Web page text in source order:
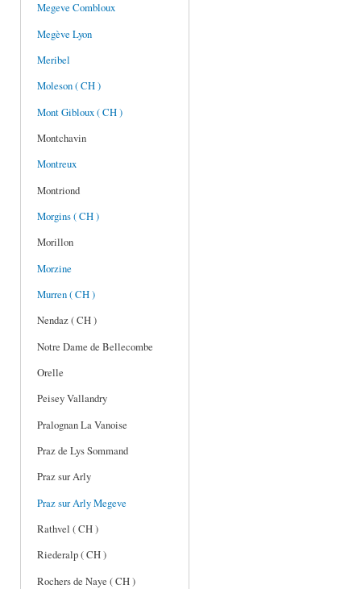
Megeve Combloux
Megève Lyon
Meribel
Moleson ( CH )
Mont Gibloux ( CH )
Montchavin
Montreux
Montriond
Morgins ( CH )
Morillon
Morzine
Murren ( CH )
Nendaz ( CH )
Notre Dame de Bellecombe
Orelle
Peisey Vallandry
Pralognan La Vanoise
Praz de Lys Sommand
Praz sur Arly
Praz sur Arly Megeve
Rathvel ( CH )
Riederalp ( CH )
Rochers de Naye ( CH )